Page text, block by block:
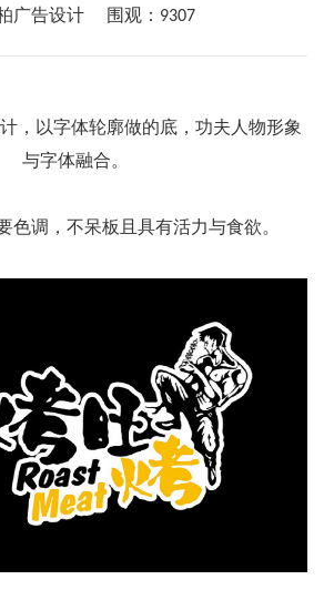
广告设计 围观：9307
，以字体轮廓做的底，功夫人物形象
与字体融合。
色调，不呆板且具有活力与食欲。